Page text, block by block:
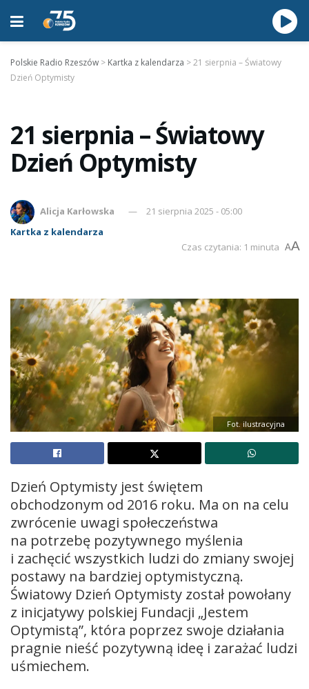
Polskie Radio Rzeszów > Kartka z kalendarza >21 sierpnia – Światowy
Dzień Optymisty
21 sierpnia – Światowy
Dzień Optymisty
Alicja Karłowska
21 sierpnia 2025 - 05:00
Kartka z kalendarza
Czas czytania: 1 minuta AA
Fot. ilustracyjna
Dzień Optymisty jest świętem
obchodzonym od 2016 roku. Ma on na celu
zwrócenie uwagi społeczeństwa
na potrzebę pozytywnego myślenia
i zachęcić wszystkich ludzi do zmiany swojej
postawy na bardziej optymistyczną.
Światowy Dzień Optymisty został powołany
z inicjatywy polskiej Fundacji „Jestem
Optymistą”, która poprzez swoje działania
pragnie nieść pozytywną ideę i zarażać ludzi
uśmiechem.